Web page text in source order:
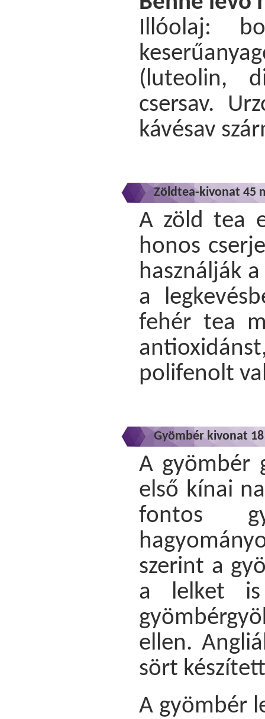
Illóolaj:
(luteolin,
csersav.
kávésav
Zöldtea-kivonat 45
A zöld tea
honos
használják
a
fehér tea
polifenolt
Gyömbér kivonat
A gyömbér
első kínai
fontos
szerint a
a lelket is
ellen.
sört
A gyömbér